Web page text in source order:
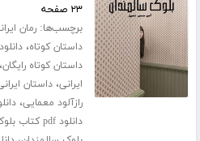
۲۳ صفحه
برچسب‌ها:رمان
داستان کوتاه،
داستان کوتاه رایگان
ایرانی،داستان
رازآلود معمایی،
دانلود pdf کتاب بلوک سالمندان